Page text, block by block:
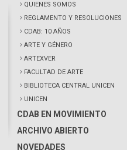
QUIENES SOMOS
REGLAMENTO Y RESOLUCIONES
CDAB: 10 AÑOS
ARTE Y GÉNERO
ARTEXVER
FACULTAD DE ARTE
BIBLIOTECA CENTRAL UNICEN
UNICEN
CDAB EN MOVIMIENTO
ARCHIVO ABIERTO
NOVEDADES